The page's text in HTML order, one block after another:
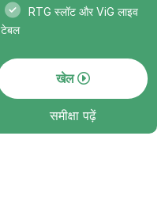
RTG स्लॉट और ViG लाइव
टेबल
खेल
समीक्षा पढ़ें